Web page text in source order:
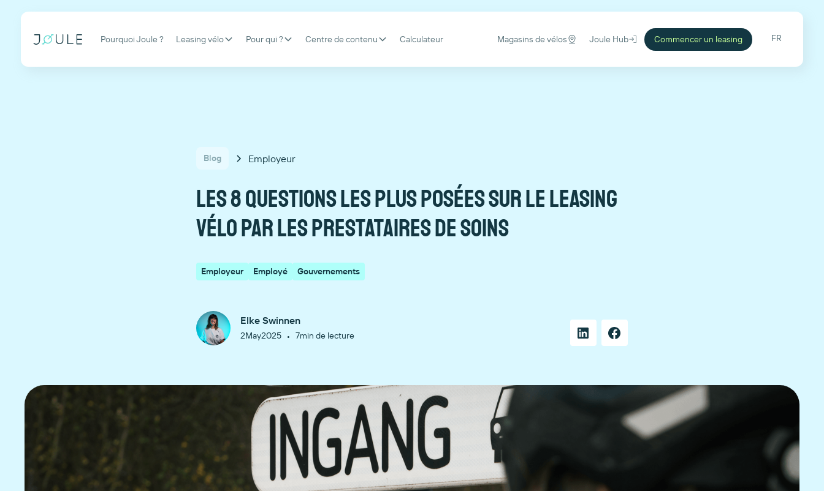
Pourquoi Joule ? Leasing vélo Pour qui ? Centre de contenu Calculateur Magasins de vélos Joule Hub Commencer un leasing FR
Blog Employeur
Les 8 questions les plus posées sur le leasing
vélo par les prestataires de soins
Employeur Employé Gouvernements
Elke Swinnen
2May2025 • 7min de lecture